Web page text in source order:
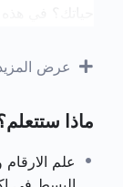
أفضل، وكشف
محتوى
ما هو علم
الكونية
عرض
ماذا
علم